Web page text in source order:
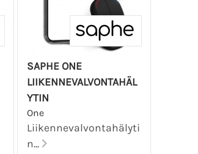
SAPHE ONE
LIIKENNEVALVONTAHÄL
YTIN
One
Liikennevalvontahälyti
n...